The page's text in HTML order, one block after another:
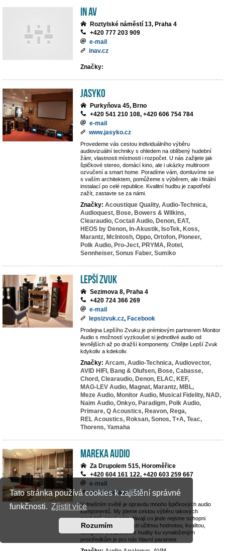
Tato stránka používá cookies k zajištění správné
funkčnosti. Zjistit více
Rozumím
IN AV
Roztylské náměstí 13, Praha 4
+420 777 203 909
e-mail
inav.cz
Značky:
JASYKO
Purkyňova 45, Brno
+420 541 210 108, +420 606 754 784
e-mail
www.jasyko.cz
Provedeme vás cestou individuálního výběru
audiovizuální techniky s ohledem na oblíbený hudební
žánr, vlastnosti místnosti i rozpočet. U nás zažijete jak
špičkové stereo, domácí kino, ale i ukázky multiroom
ozvučení a smart home. Poradíme vám, domluvíme se
s vaším architektem, pomůžeme s výběrem, ale i finální
instalací po celé republice. Kvalitní hudbu je zapotřebí
zažít, zastavte se za námi.
Značky: Acoustique Quality, Audio-Technica,
Audioquest, Bose, Bowers & Wilkins,
Clearaudio, Coctail Audio, Denon, EAT,
HEOS by Denon, In-Akustik, IsoTek, Koss,
Marantz, McIntosh, Oppo, Ortofon, Pioneer,
Polk Audio, Pro-Ject, PRYMA, Rotel,
Sennheiser, Sonus Faber, Sumiko
LEPŠÍ ZVUK
Sezimova 8, Praha 4
+420 724 366 269
e-mail
lepsizvuk.cz, Facebook
Prodejna Lepšího Zvuku je prémiovým partnerem Monitor
Audio s možností vyzkoušet si jednotlivé audio od
levnějších až po dražší komponenty. Chtějte Lepší Zvuk
kdykoliv a kdekoliv.
Značky: Arcam, Audio-Technica, Audiovector,
AVID HIFI, Bang & Olufsen, Bose, Cabasse,
Chord, Clearaudio, Denon, ELAC, KEF,
MAG-LEV Audio, Magnat, Marantz, MBL,
Meze Audio, Monitor Audio, Musical Fidelity, NAD,
Naim Audio, Onkyo, Paradigm, Polk Audio,
Primare, Q Acoustics, Reavon, Rega,
REL Acoustics, Roksan, Sonos, T+A, Teac,
Thorens, Yamaha
MAREKA AUDIO
Za Drupolem 515, Horoměřice
+420 604 161 122, +420 603 259 667
e-mail
www.marekaaudio.cz
V dnešním světě je opravdu mnoho špičkových audio
komponentů. My jdeme cestou výběru takových
produktů, které nám dávají co jinde nejsme schopni
nalézt. Rovnováha mezi užitnou hodnotou, kvalitou,
designem a zážitkem z hudby ku vynaloženým
prostředkům je pro nás hlavní parametr.